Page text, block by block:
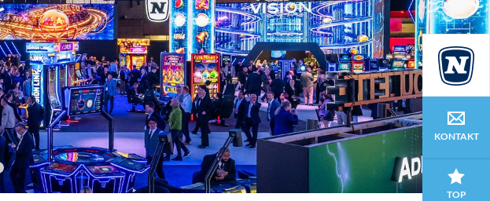
KONTAKT
TOP